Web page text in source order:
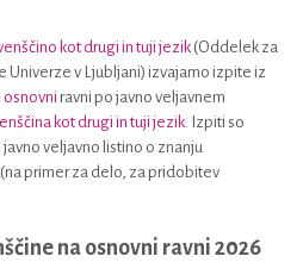
kot drugi in tuji jezik (Oddelek za
v Ljubljani) izvajamo izpite iz
osnovni ravni po javno veljavnem
kot drugi in tuji jezik. Izpiti so
veljavno listino o znanju
primer za delo, za pridobitev
na osnovni ravni 2026